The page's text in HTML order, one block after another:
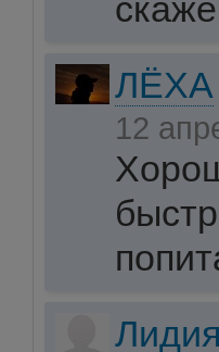
ЛЁХА
12
Лидия